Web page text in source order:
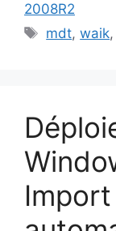
2008R2
Étiquettes
mdt,waik